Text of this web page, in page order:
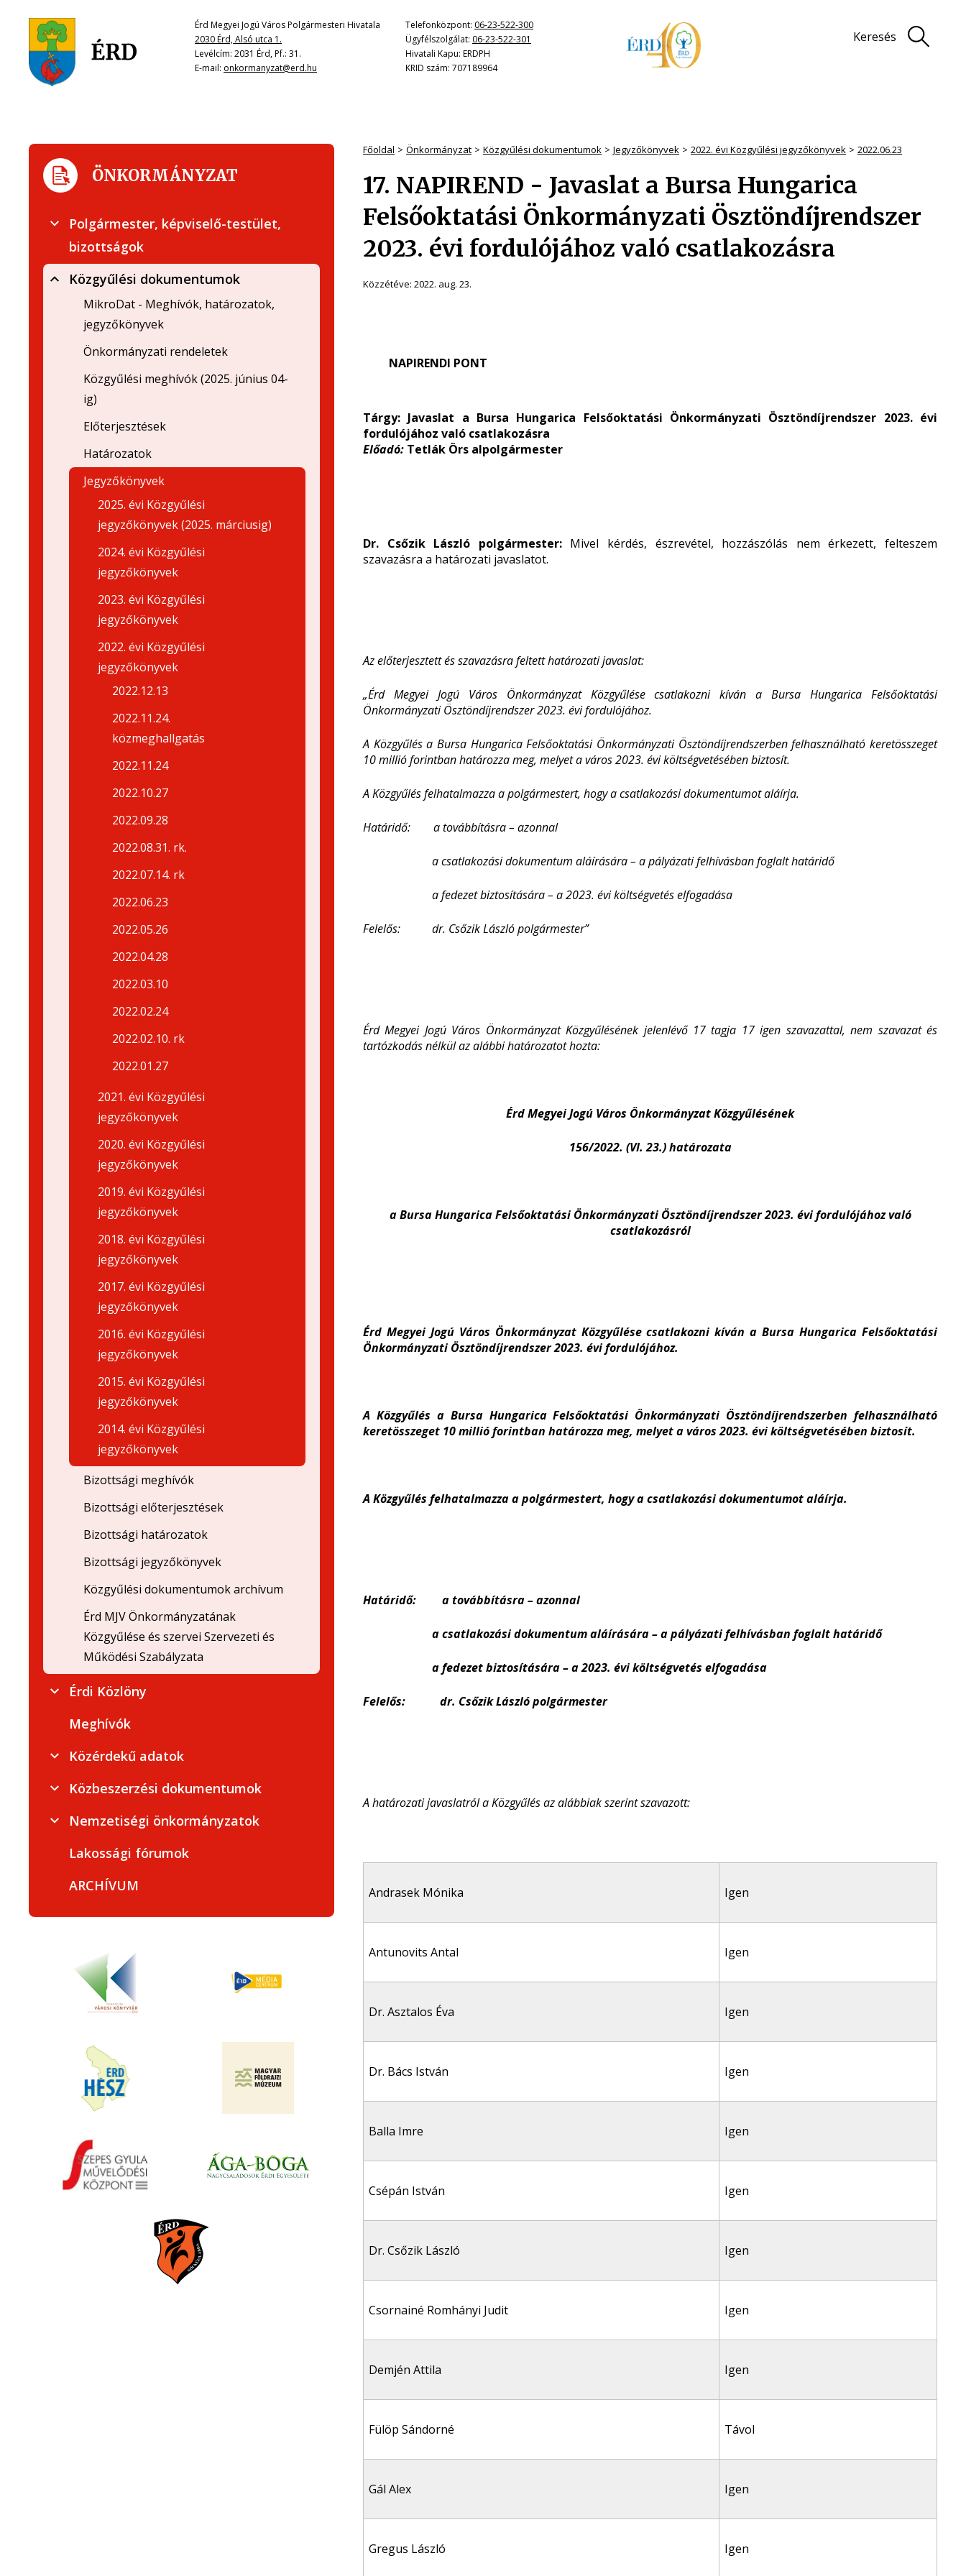
Érd Megyei Jogú Város Polgármesteri Hivatala
2030 Érd, Alsó utca 1.
Levélcím: 2031 Érd, Pf.: 31.
E-mail: onkormanyzat@erd.hu
Telefonközpont: 06-23-522-300
Ügyfélszolgálat: 06-23-522-301
Hivatali Kapu: ERDPH
KRID szám: 707189964
Keresés
Főoldal Önkormányzat Közgyűlési dokumentumok Jegyzőkönyvek 2022. évi Közgyűlési jegyzőkönyvek 2022.06.23
17. NAPIREND - Javaslat a Bursa Hungarica
Felsőoktatási Önkormányzati Ösztöndíjrendszer
2023. évi fordulójához való csatlakozásra
Közzétéve: 2022. aug. 23.
NAPIRENDI PONT
Tárgy: Javaslat a Bursa Hungarica Felsőoktatási Önkormányzati Ösztöndíjrendszer 2023. évi
fordulójához való csatlakozásra
Előadó: Tetlák Örs alpolgármester
Dr. Csőzik László polgármester: Mivel kérdés, észrevétel, hozzászólás nem érkezett, felteszem
szavazásra a határozati javaslatot.
Az előterjesztett és szavazásra feltett határozati javaslat:
„Érd Megyei Jogú Város Önkormányzat Közgyűlése csatlakozni kíván a Bursa Hungarica Felsőoktatási
Önkormányzati Ösztöndíjrendszer 2023. évi fordulójához.
A Közgyűlés a Bursa Hungarica Felsőoktatási Önkormányzati Ösztöndíjrendszerben felhasználható keretösszeget
10 millió forintban határozza meg, melyet a város 2023. évi költségvetésében biztosít.
A Közgyűlés felhatalmazza a polgármestert, hogy a csatlakozási dokumentumot aláírja.
Határidő: a továbbításra – azonnal
a csatlakozási dokumentum aláírására – a pályázati felhívásban foglalt határidő
a fedezet biztosítására – a 2023. évi költségvetés elfogadása
Felelős: dr. Csőzik László polgármester”
Érd Megyei Jogú Város Önkormányzat Közgyűlésének jelenlévő 17 tagja 17 igen szavazattal, nem szavazat és
tartózkodás nélkül az alábbi határozatot hozta:
Érd Megyei Jogú Város Önkormányzat Közgyűlésének
156/2022. (VI. 23.) határozata
a Bursa Hungarica Felsőoktatási Önkormányzati Ösztöndíjrendszer 2023. évi fordulójához való
csatlakozásról
Érd Megyei Jogú Város Önkormányzat Közgyűlése csatlakozni kíván a Bursa Hungarica Felsőoktatási
Önkormányzati Ösztöndíjrendszer 2023. évi fordulójához.
A Közgyűlés a Bursa Hungarica Felsőoktatási Önkormányzati Ösztöndíjrendszerben felhasználható
keretösszeget 10 millió forintban határozza meg, melyet a város 2023. évi költségvetésében biztosít.
A Közgyűlés felhatalmazza a polgármestert, hogy a csatlakozási dokumentumot aláírja.
Határidő: a továbbításra – azonnal
a csatlakozási dokumentum aláírására – a pályázati felhívásban foglalt határidő
a fedezet biztosítására – a 2023. évi költségvetés elfogadása
Felelős: dr. Csőzik László polgármester
A határozati javaslatról a Közgyűlés az alábbiak szerint szavazott:
Andrasek Mónika Igen
Antunovits Antal Igen
Dr. Asztalos Éva Igen
Dr. Bács István Igen
Balla Imre Igen
Csépán István Igen
Dr. Csőzik László Igen
Csornainé Romhányi Judit Igen
Demjén Attila Igen
Fülöp Sándorné Távol
Gál Alex Igen
Gregus László Igen
ÖNKORMÁNYZAT
Polgármester, képviselő-testület,
bizottságok
Közgyűlési dokumentumok
MikroDat - Meghívók, határozatok,
jegyzőkönyvek
Önkormányzati rendeletek
Közgyűlési meghívók (2025. június 04-
ig)
Előterjesztések
Határozatok
Jegyzőkönyvek
2025. évi Közgyűlési
jegyzőkönyvek (2025. márciusig)
2024. évi Közgyűlési
jegyzőkönyvek
2023. évi Közgyűlési
jegyzőkönyvek
2022. évi Közgyűlési
jegyzőkönyvek
2022.12.13
2022.11.24.
közmeghallgatás
2022.11.24
2022.10.27
2022.09.28
2022.08.31. rk.
2022.07.14. rk
2022.06.23
2022.05.26
2022.04.28
2022.03.10
2022.02.24
2022.02.10. rk
2022.01.27
2021. évi Közgyűlési
jegyzőkönyvek
2020. évi Közgyűlési
jegyzőkönyvek
2019. évi Közgyűlési
jegyzőkönyvek
2018. évi Közgyűlési
jegyzőkönyvek
2017. évi Közgyűlési
jegyzőkönyvek
2016. évi Közgyűlési
jegyzőkönyvek
2015. évi Közgyűlési
jegyzőkönyvek
2014. évi Közgyűlési
jegyzőkönyvek
Bizottsági meghívók
Bizottsági előterjesztések
Bizottsági határozatok
Bizottsági jegyzőkönyvek
Közgyűlési dokumentumok archívum
Érd MJV Önkormányzatának
Közgyűlése és szervei Szervezeti és
Működési Szabályzata
Érdi Közlöny
Meghívók
Közérdekű adatok
Közbeszerzési dokumentumok
Nemzetiségi önkormányzatok
Lakossági fórumok
ARCHÍVUM